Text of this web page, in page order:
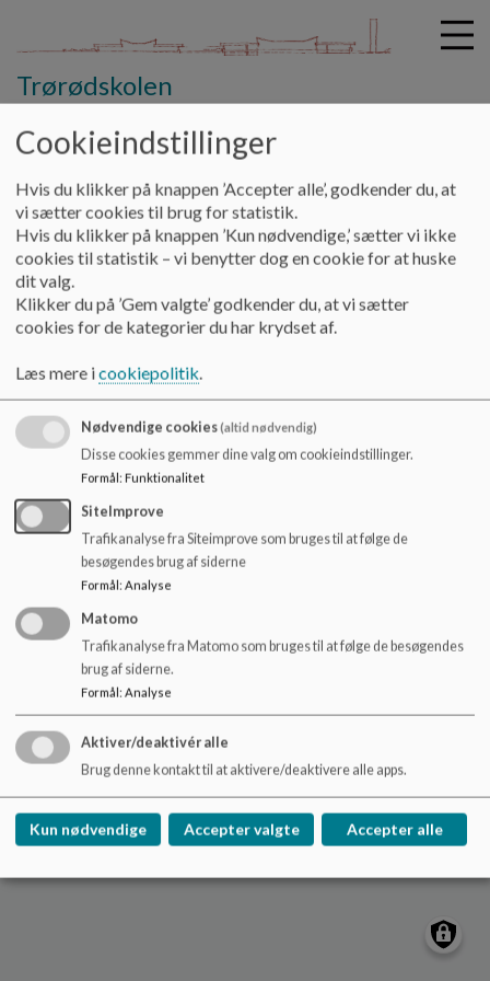
i
Trørødskolen
Praktisk info Trafik omkring skolen
Trafik omkring skolen
Under opbygning
Trørødskolen
Gl. Holtevej 2, 2950 Vedbæk
troeroedskolen@rudersdal.dk
+45 46114600
EAN NR. *
Sitemap
Cookie politik
Cookieindstillinger
Hvis du klikker på knappen ’Accepter alle’, godkender du, at
vi sætter cookies til brug for statistik.
Hvis du klikker på knappen ’Kun nødvendige,’ sætter vi ikke
cookies til statistik – vi benytter dog en cookie for at huske
dit valg.
Klikker du på ’Gem valgte’ godkender du, at vi sætter
cookies for de kategorier du har krydset af.
Læs mere icookiepolitik.
Nødvendige cookies(altid nødvendig)
Disse cookies gemmer dine valg om cookieindstillinger.
Formål: Funktionalitet
SiteImprove
Trafikanalyse fra Siteimprove som bruges til at følge de
besøgendes brug af siderne
Formål: Analyse
Matomo
Trafikanalyse fra Matomo som bruges til at følge de besøgendes
brug af siderne.
Formål: Analyse
Aktiver/deaktivér alle
Brug denne kontakt til at aktivere/deaktivere alle apps.
Kun nødvendige Accepter valgte Accepter alle